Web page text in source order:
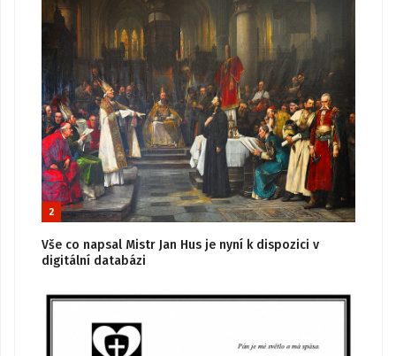
2
Vše co napsal Mistr Jan Hus je nyní k dispozici v
digitální databázi